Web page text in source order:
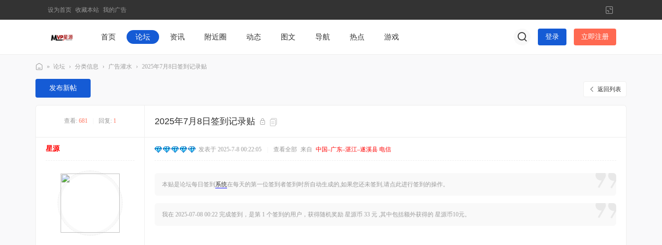
设为首页 收藏本站 我的广告
切
换
到
窄
首页 论坛 资讯 附近圈 动态 图文 导航 热点 游戏 登录 立即注册
M
» 论坛 › 分类信息 › 广告灌水 › 2025年7月8日签到记录贴
返回列表
发布新帖
查看: 681 回复: 1 2025年7月8日签到记录贴
星源 发表于 2025-7-8 00:22:05 查看全部 来自 中国–广东–湛江–遂溪县 电信
本贴是论坛每日签到 系统在每天的第一位签到者签到时所自动生成的,如果您还未签到,请点此进行签到的操作。
我在 2025-07-08 00:22 完成签到，是第 1 个签到的用户 ，获得随机奖励 星源币 33 元 ,其中包括额外获得的 星源币10元。